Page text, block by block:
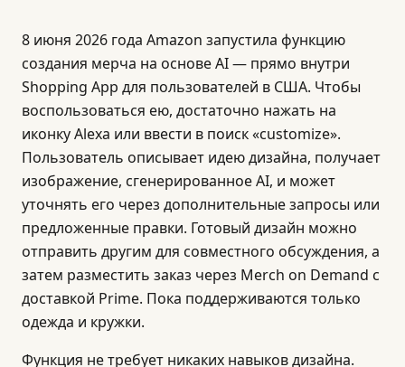
8 июня 2026 года Amazon запустила функцию
создания мерча на основе AI — прямо внутри
Shopping App для пользователей в США. Чтобы
воспользоваться ею, достаточно нажать на
иконку Alexa или ввести в поиск «customize».
Пользователь описывает идею дизайна, получает
изображение, сгенерированное AI, и может
уточнять его через дополнительные запросы или
предложенные правки. Готовый дизайн можно
отправить другим для совместного обсуждения, а
затем разместить заказ через Merch on Demand с
доставкой Prime. Пока поддерживаются только
одежда и кружки.
Функция не требует никаких навыков дизайна.